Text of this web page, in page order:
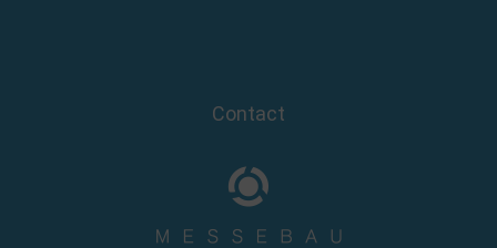
Contact